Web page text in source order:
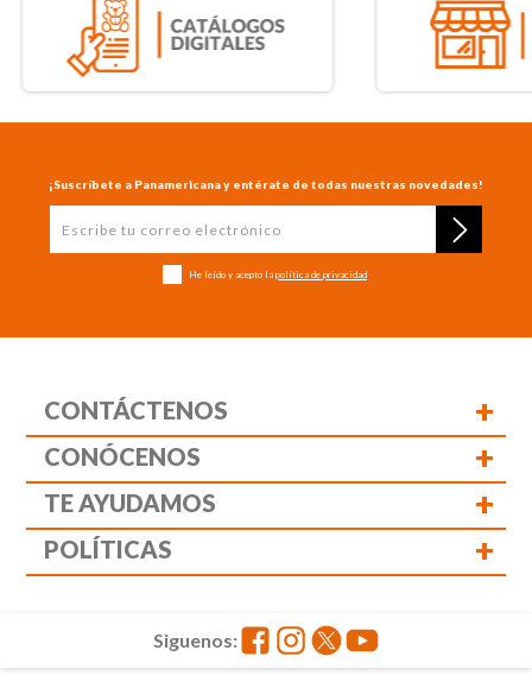
¡Suscríbete a Panamericana y entérate de todas nuestras novedades!
He leído y acepto la política de privacidad
CONTÁCTENOS +
CONÓCENOS +
TE AYUDAMOS +
POLÍTICAS +
Siguenos: